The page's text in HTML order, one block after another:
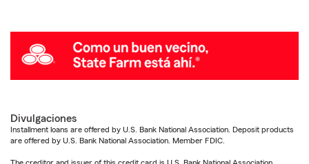
Divulgaciones
Installment loans are offered by U.S. Bank National Association. Deposit products
are offered by U.S. Bank National Association. Member FDIC.